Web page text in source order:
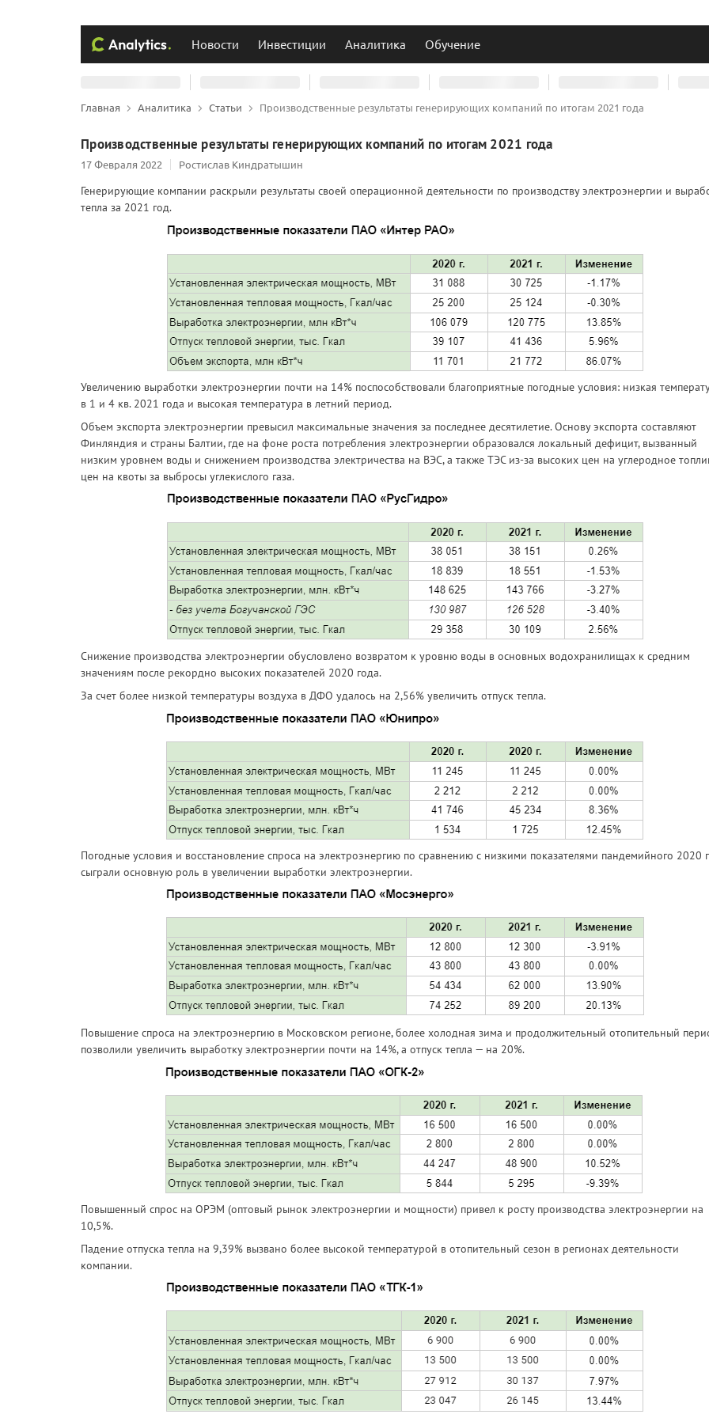
Новости Инвестиции Аналитика Обучение
Главная Аналитика Статьи Производственные результаты генерирующих компаний по итогам 2021 года
Производственные результаты генерирующих компаний по итогам 2021 года
17 Февраля 2022 Ростислав Киндратышин
Генерирующие компании раскрыли результаты своей операционной деятельности по производству электроэнергии и
тепла за 2021 год.
Увеличению выработки электроэнергии почти на 14% поспособствовали благоприятные погодные условия: низкая
в 1 и 4 кв. 2021 года и высокая температура в летний период.
Объем экспорта электроэнергии превысил максимальные значения за последнее десятилетие. Основу экспорта составляют
Финляндия и страны Балтии, где на фоне роста потребления электроэнергии образовался локальный дефицит, вызванный
низким уровнем воды и снижением производства электричества на ВЭС, а также ТЭС из-за высоких цен на углеродное
цен на квоты за выбросы углекислого газа.
Снижение производства электроэнергии обусловлено возвратом к уровню воды в основных водохранилищах к средним
значениям после рекордно высоких показателей 2020 года.
За счет более низкой температуры воздуха в ДФО удалось на 2,56% увеличить отпуск тепла.
Погодные условия и восстановление спроса на электроэнергию по сравнению с низкими показателями пандемийного 2020
сыграли основную роль в увеличении выработки электроэнергии.
Повышение спроса на электроэнергию в Московском регионе, более холодная зима и продолжительный отопительный
позволили увеличить выработку электроэнергии почти на 14%, а отпуск тепла — на 20%.
Повышенный спрос на ОРЭМ (оптовый рынок электроэнергии и мощности) привел к росту производства электроэнергии на
10,5%.
Падение отпуска тепла на 9,39% вызвано более высокой температурой в отопительный сезон в регионах деятельности
компании.